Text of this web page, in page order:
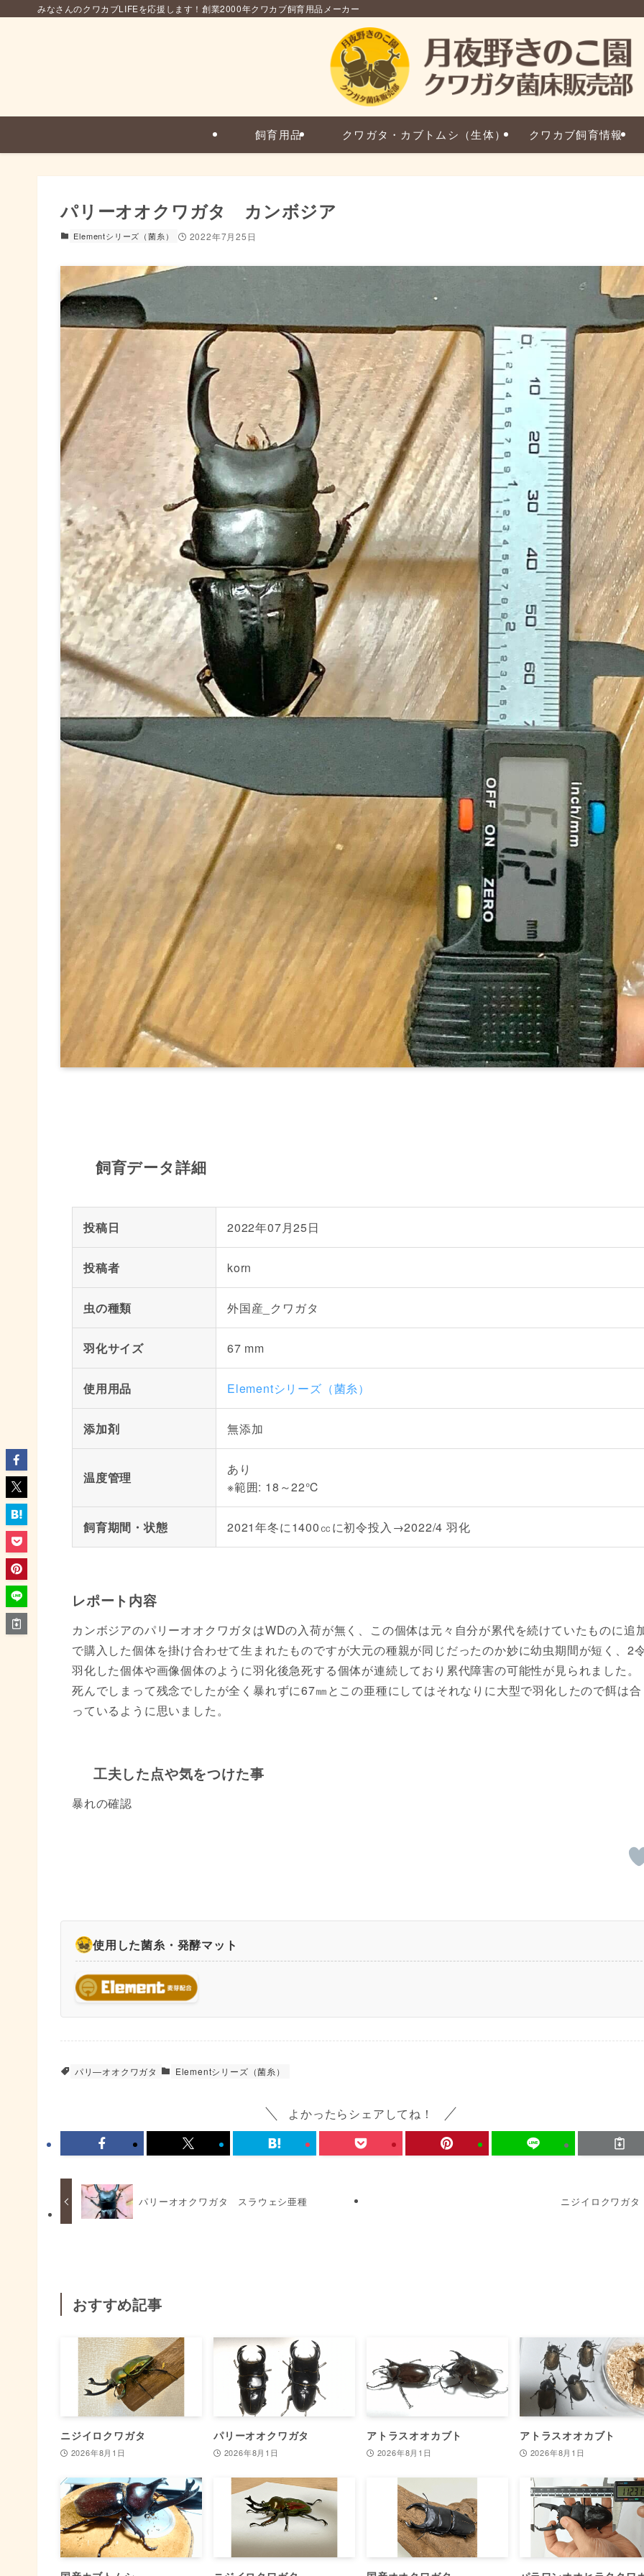
みなさんのクワカブLIFEを応援します！創業2000年クワカブ飼育用品メーカー
飼育用品 クワガタ・カブトムシ（生体） クワカブ飼育情報
パリーオオクワガタ カンボジア
Elementシリーズ（菌糸） 2022年7月25日
飼育データ詳細
投稿日 2022年07月25日
投稿者 korn
虫の種類 外国産_クワガタ
羽化サイズ 67 mm
使用用品 Elementシリーズ（菌糸）
添加剤 無添加
温度管理
あり
※範囲: 18～22℃
飼育期間・状態 2021年冬に1400㏄に初令投入→2022/4 羽化
レポート内容
カンボジアのパリーオオクワガタはWDの入荷が無く、この個体は元々自分が累代を続けていたものに追
で購入した個体を掛け合わせて生まれたものですが大元の種親が同じだったのか妙に幼虫期間が短く、2
羽化した個体や画像個体のように羽化後急死する個体が連続しており累代障害の可能性が見られました。
死んでしまって残念でしたが全く暴れずに67㎜とこの亜種にしてはそれなりに大型で羽化したので餌は合
っているように思いました。
工夫した点や気をつけた事
暴れの確認
使用した菌糸・発酵マット
パリ―オオクワガタ Elementシリーズ（菌糸）
よかったらシェアしてね！
パリーオオクワガタ スラウェシ亜種 ニジイロクワガタ
おすすめ記事
ニジイロクワガタ
2026年8月1日
パリーオオクワガタ
2026年8月1日
アトラスオオカブト
2026年8月1日
アトラスオオカブト
2026年8月1日